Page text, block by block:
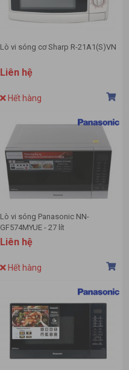
Lò vi sóng cơ Sharp R-21A1(S)VN
Liên hệ
Hết hàng
Lò vi sóng Panasonic NN-
GF574MYUE - 27 lít
Liên hệ
Hết hàng